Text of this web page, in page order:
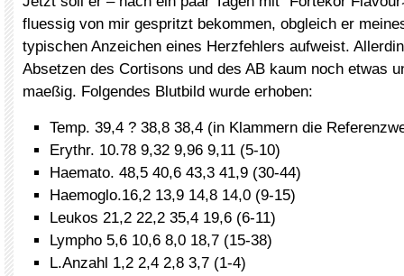
fluessig von mir gespritzt bekommen, obgleich er
typischen Anzeichen eines Herzfehlers aufweist.
Absetzen des Cortisons und des AB kaum noch etwas
maeßig. Folgendes Blutbild wurde erhoben:
Temp. 39,4 ? 38,8 38,4 (in Klammern die
Erythr. 10.78 9,32 9,96 9,11 (5-10)
Haemato. 48,5 40,6 43,3 41,9 (30-44)
Haemoglo.16,2 13,9 14,8 14,0 (9-15)
Leukos 21,2 22,2 35,4 19,6 (6-11)
Lympho 5,6 10,6 8,0 18,7 (15-38)
L.Anzahl 1,2 2,4 2,8 3,7 (1-4)